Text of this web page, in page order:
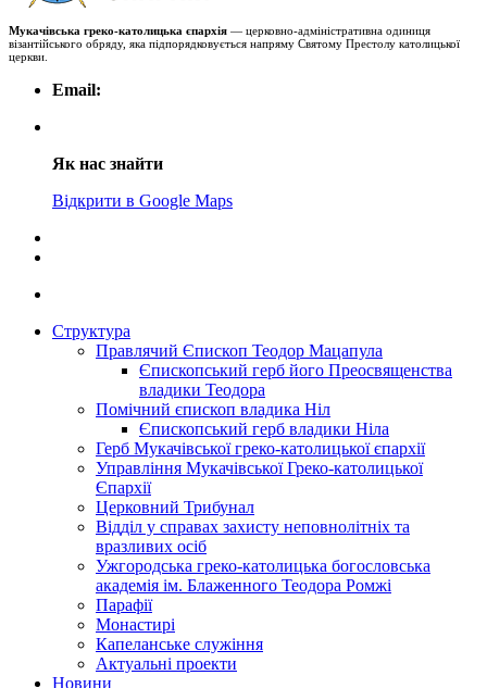
Мукачівська греко-католицька єпархія — церковно-адміністративна одиниця
візантійського обряду, яка підпорядковується напряму Святому Престолу католицької
церкви.
Email:
Як нас знайти
Відкрити в Google Maps
Структура
Правлячий Єпископ Теодор Мацапула
Єпископський герб його Преосвященства
владики Теодора
Помічний єпископ владика Ніл
Єпископський герб владики Ніла
Герб Мукачівської греко-католицької єпархії
Управління Мукачівської Греко-католицької
Єпархії
Церковний Трибунал
Відділ у справах захисту неповнолітніх та
вразливих осіб
Ужгородська греко-католицька богословська
академія ім. Блаженного Теодора Ромжі
Парафії
Монастирі
Капеланське служіння
Актуальні проекти
Новини